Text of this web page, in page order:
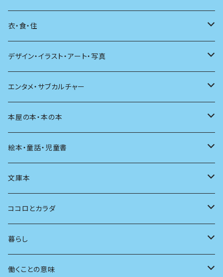
日本語
文学理論
評論
文章術
日記
ノンフィクション
その他
評論
言葉
言語
批評
アンソロジー
自伝・伝記
詩
短歌
その他
衣・食・住
着る
食べる
料理
発酵・麹
住う
その他
デザイン・イラスト・アート・写真
デザイン
イラスト
アート
写真
その他
インテリア
ファッション
エンタメ・サブカルチャー
映画
音楽
マンガ
テレビ
ラジオ
マガジン
本屋の本・本の本
本屋さんの本
本の本
読書
絵本・童話・児童書
小さいお子さん向け
自分で読めるようになったら
大人も楽しい絵本
海外絵本
文庫本
男性作家
女性作家
その他
ココロとカラダ
フェミニズム
カウンセリング
暮らし
料理
働くことの意味